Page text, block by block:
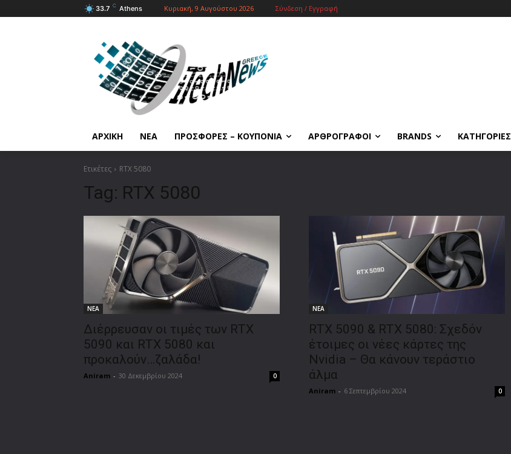
33.7 C Athens Κυριακή, 9 Αυγούστου 2026 Σύνδεση / Εγγραφή
ΑΡΧΙΚΗ ΝΕΑ ΠΡΟΣΦΟΡΕΣ – ΚΟΥΠΟΝΙΑ ΑΡΘΡΟΓΡΑΦΟΙ BRANDS ΚΑΤΗΓΟΡΙΕΣ
Ετικέτες RTX 5080
Tag: RTX 5080
ΝΕΑ
Διέρρευσαν οι τιμές των RTX
5090 και RTX 5080 και
προκαλούν…ζαλάδα!
Aniram - 30 Δεκεμβρίου 2024 0
ΝΕΑ
RTX 5090 & RTX 5080: Σχεδόν
έτοιμες οι νέες κάρτες της
Nvidia – Θα κάνουν τεράστιο
άλμα
Aniram - 6 Σεπτεμβρίου 2024 0